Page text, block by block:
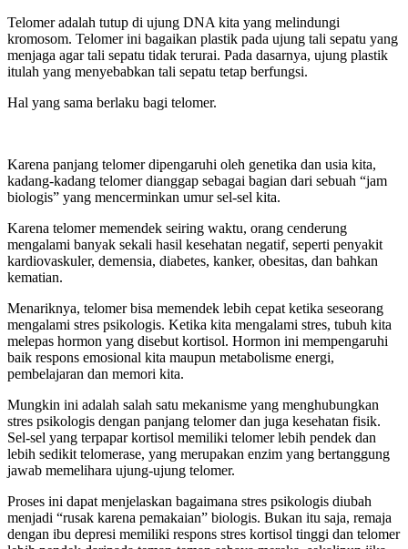
Telomer adalah tutup di ujung DNA kita yang melindungi
kromosom. Telomer ini bagaikan plastik pada ujung tali sepatu yang
menjaga agar tali sepatu tidak terurai. Pada dasarnya, ujung plastik
itulah yang menyebabkan tali sepatu tetap berfungsi.
Hal yang sama berlaku bagi telomer.
Karena panjang telomer dipengaruhi oleh genetika dan usia kita,
kadang-kadang telomer dianggap sebagai bagian dari sebuah “jam
biologis” yang mencerminkan umur sel-sel kita.
Karena telomer memendek seiring waktu, orang cenderung
mengalami banyak sekali hasil kesehatan negatif, seperti penyakit
kardiovaskuler, demensia, diabetes, kanker, obesitas, dan bahkan
kematian.
Menariknya, telomer bisa memendek lebih cepat ketika seseorang
mengalami stres psikologis. Ketika kita mengalami stres, tubuh kita
melepas hormon yang disebut kortisol. Hormon ini mempengaruhi
baik respons emosional kita maupun metabolisme energi,
pembelajaran dan memori kita.
Mungkin ini adalah salah satu mekanisme yang menghubungkan
stres psikologis dengan panjang telomer dan juga kesehatan fisik.
Sel-sel yang terpapar kortisol memiliki telomer lebih pendek dan
lebih sedikit telomerase, yang merupakan enzim yang bertanggung
jawab memelihara ujung-ujung telomer.
Proses ini dapat menjelaskan bagaimana stres psikologis diubah
menjadi “rusak karena pemakaian” biologis. Bukan itu saja, remaja
dengan ibu depresi memiliki respons stres kortisol tinggi dan telomer